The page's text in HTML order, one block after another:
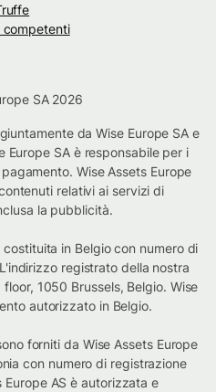
competenti
SA 2026
da Wise Europe SA e
Europe SA è responsabile per i
Wise Assets Europe
relativi ai servizi di
la pubblicità.
in Belgio con numero di
registrato della nostra
1050 Brussels, Belgio. Wise
autorizzato in Belgio.
forniti da Wise Assets Europe
con numero di registrazione
Europe AS è autorizzata e